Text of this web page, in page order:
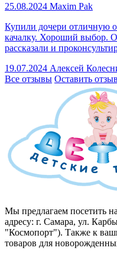
25.08.2024 Maxim Pak
Купили дочери отличную
качалку. Хороший выбор.
рассказали и
19.07.2024 Алексей
Все отзывы Оставить отзыв
Мы предлагаем посетить
адресу: г. Самара, ул.
"Космопорт"). Также к
товаров для